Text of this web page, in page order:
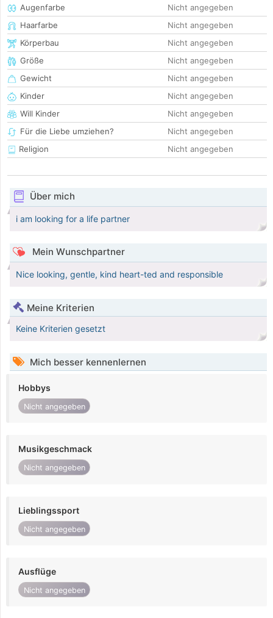
Augenfarbe
Nicht angegeben
Haarfarbe
Nicht angegeben
Körperbau
Nicht angegeben
Größe
Nicht angegeben
Gewicht
Nicht angegeben
Kinder
Nicht angegeben
Will Kinder
Nicht angegeben
Für die Liebe umziehen?
Nicht angegeben
Religion
Nicht angegeben
Über mich
i am looking for a life partner
Mein Wunschpartner
Nice looking, gentle, kind heart-ted and responsible
Meine Kriterien
Keine Kriterien gesetzt
Mich besser kennenlernen
Hobbys
Nicht angegeben
Musikgeschmack
Nicht angegeben
Lieblingssport
Nicht angegeben
Ausflüge
Nicht angegeben